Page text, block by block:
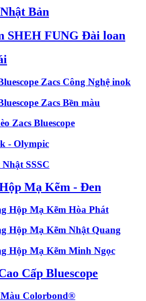
Bản
SHEH FUNG Đài loan
Zacs Công Nghệ inok
Zacs Bền màu
Zacs Bluescope
- Olympic
SSSC
Mạ Kẽm - Đen
Hộp Mạ Kẽm Hòa Phát
Hộp Mạ Kẽm Nhật Quang
Hộp Mạ Kẽm Minh Ngọc
Cấp Bluescope
Colorbond®